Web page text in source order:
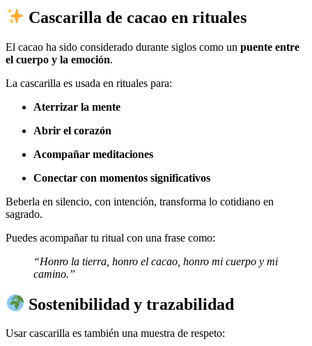
Cascarilla de cacao en rituales
El cacao ha sido considerado durante siglos como un puente entre
el cuerpo y la emoción.
La cascarilla es usada en rituales para:
Aterrizar la mente
Abrir el corazón
Acompañar meditaciones
Conectar con momentos significativos
Beberla en silencio, con intención, transforma lo cotidiano en
sagrado.
Puedes acompañar tu ritual con una frase como:
“Honro la tierra, honro el cacao, honro mi cuerpo y mi
camino.”
Sostenibilidad y trazabilidad
Usar cascarilla es también una muestra de respeto: